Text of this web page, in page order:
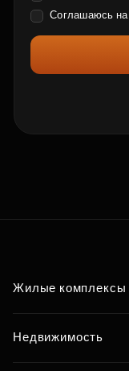
Соглашаюсь
Жилые комплексы
Недвижимость